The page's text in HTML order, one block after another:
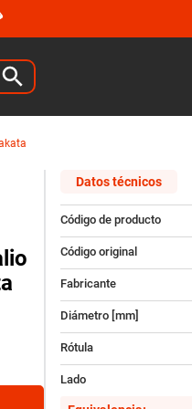
Datos técnicos
Código de producto
Código original
Fabricante
Diámetro [mm]
Rótula
Lado